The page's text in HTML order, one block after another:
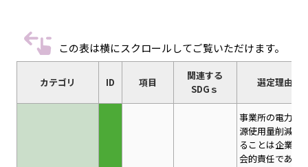
この表は横にスクロールしてご覧いただけます。
カテゴリ ID 項目
関連する
SDGｓ
選定理由
事業所の電力・
源使用量削減を
ることは企業の
会的責任である